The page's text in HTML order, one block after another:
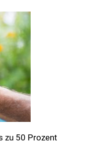
zu 50 Prozent